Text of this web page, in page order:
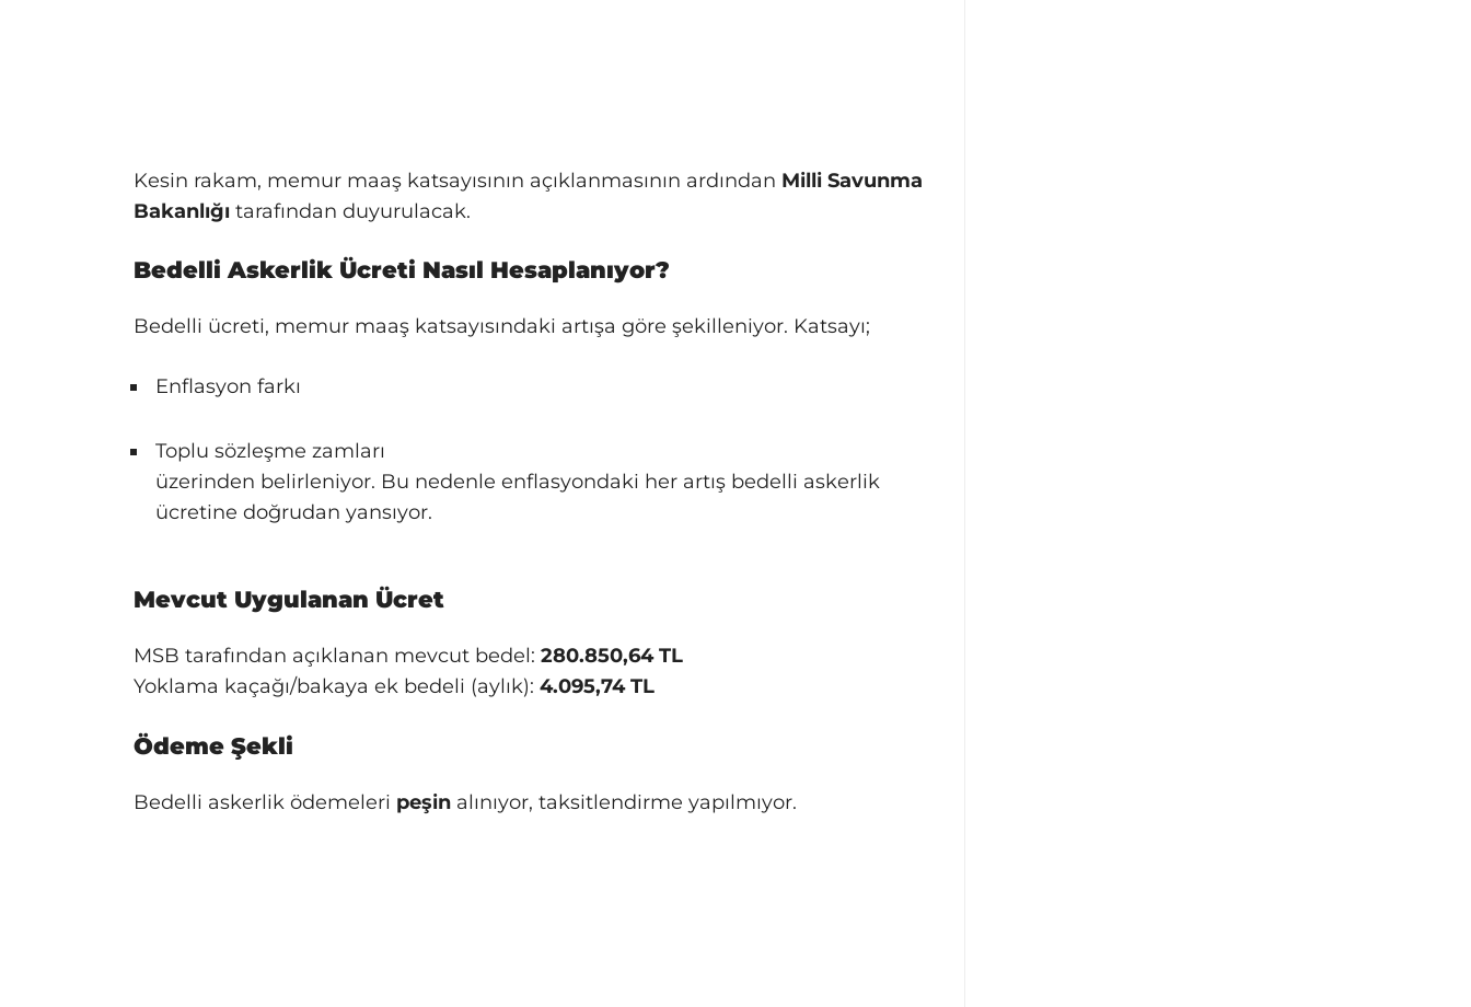
Kesin rakam, memur maaş katsayısının açıklanmasının ardından Milli Savunma
Bakanlığı tarafından duyurulacak.
Bedelli Askerlik Ücreti Nasıl Hesaplanıyor?
Bedelli ücreti, memur maaş katsayısındaki artışa göre şekilleniyor. Katsayı;
Enflasyon farkı
Toplu sözleşme zamları
üzerinden belirleniyor. Bu nedenle enflasyondaki her artış bedelli askerlik
ücretine doğrudan yansıyor.
Mevcut Uygulanan Ücret
MSB tarafından açıklanan mevcut bedel: 280.850,64 TL
Yoklama kaçağı/bakaya ek bedeli (aylık): 4.095,74 TL
Ödeme Şekli
Bedelli askerlik ödemeleri peşin alınıyor, taksitlendirme yapılmıyor.